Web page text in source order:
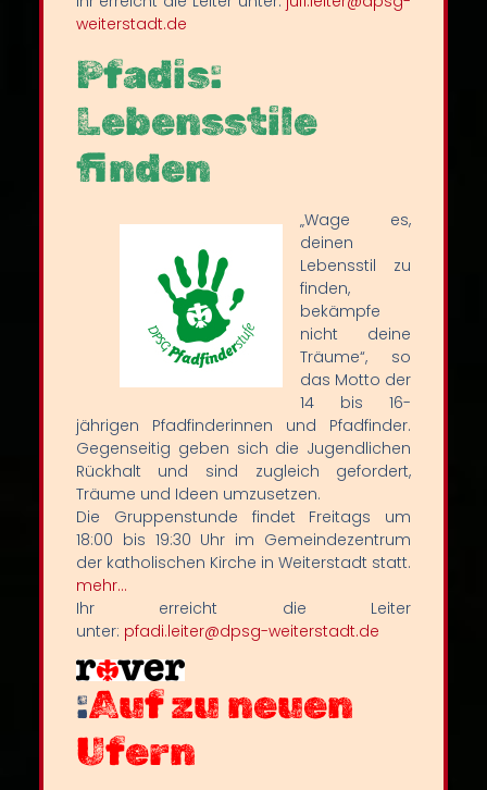
weiterstadt.de
Pfadis:
Lebensstile
finden
„Wage es,
deinen
Lebensstil zu
finden,
bekämpfe
nicht deine
Träume“, so
das Motto der
14 bis 16-
jährigen Pfadfinderinnen und Pfadfinder.
Gegenseitig geben sich die Jugendlichen
Rückhalt und sind zugleich gefordert,
Träume und Ideen umzusetzen.
Die Gruppenstunde findet Freitags um
18:00 bis 19:30 Uhr im Gemeindezentrum
der katholischen Kirche in Weiterstadt statt.
mehr…
Ihr erreicht die Leiter
unter: pfadi.leiter@dpsg-weiterstadt.de
:Auf zu neuen
Ufern